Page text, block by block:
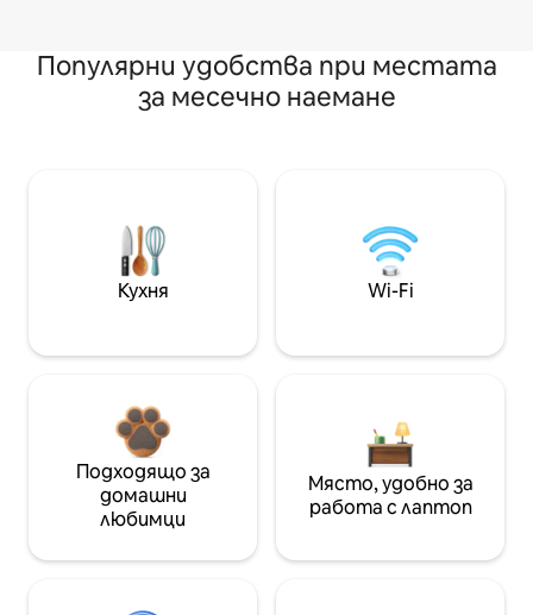
Популярни удобства при местата
за месечно наемане
Кухня Wi-Fi
Подходящо за
домашни
любимци
Място, удобно за
работа с лаптоп